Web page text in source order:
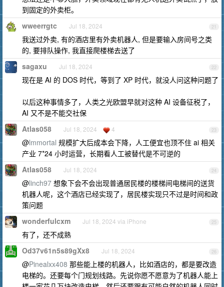
到固定的外卖柜。
21
wweerrgtc Jul 18, 2024
我送过外卖, 有的酒店里有外卖机器人, 但是要输入房间号之类
的, 要排队操作, 我直接爬楼梯去送了
22
sagaxu Jul 18, 2024
现在是 AI 的 DOS 时代，等到了 XP 时代，就没人问这种问题了
以后这种事情多了，人类之光欧盟早就对这种 AI 设备征税了，
AI 又不是不能交社保
23
Atlas058 Jul 18, 2024 4
@lmmortal 规模扩大后成本会下降，人工便宜也顶不住 ai 相关
产业 7*24 小时运营，长期看人工被替代是不可逆的
24
Atlas058 Jul 18, 2024
@linch97 想象下会不会出现普通居民楼的楼梯间电梯间的送货
机器人呢，这个酒店已经实现了，居民楼实现只不过是时间和政
策问题
25
wonderfulcxm Jul 18, 2024 via iPhone
有了，还不成熟
26
Od37v61n5s89gXx8 Jul 18, 2024
@Pinealxx408 那些能上楼的机器人，比如酒店的，都是要改造
电梯的。还要每个门规划线路。先说你愿不愿意为了机器人能上